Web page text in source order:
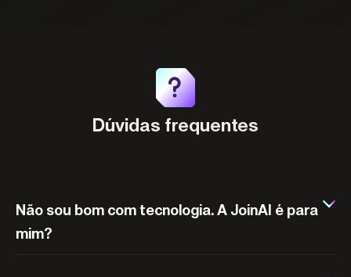
Dúvidas frequentes
Não sou bom com tecnologia. A JoinAI é para
mim?